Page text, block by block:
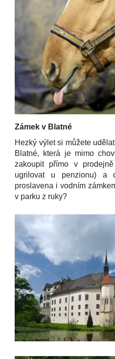
Zámek v Blatné
Hezký výlet si můžete
Blatné, která je mimo
zakoupit přímo v
ugrilovat u penzionu) a
proslavena i vodním
v parku z ruky?